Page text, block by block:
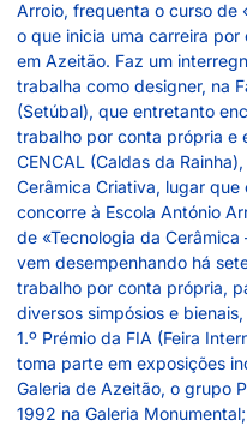
Arroio, frequenta o curso de
o que inicia uma carreira
em Azeitão. Faz um
trabalha como designer, na
(Setúbal), que entretanto
trabalho por conta própria e
CENCAL (Caldas da
Cerâmica Criativa, lugar que
concorre à Escola António
de «Tecnologia da
vem desempenhando há
trabalho por conta própria,
diversos simpósios e
1.º Prémio da FIA (Feira
toma parte em exposições
Galeria de Azeitão, o grupo
1992 na Galeria